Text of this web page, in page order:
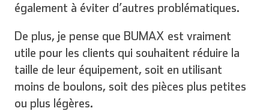
également à éviter d’autres problématiques.
De plus, je pense que BUMAX est vraiment
utile pour les clients qui souhaitent réduire la
taille de leur équipement, soit en utilisant
moins de boulons, soit des pièces plus petites
ou plus légères.